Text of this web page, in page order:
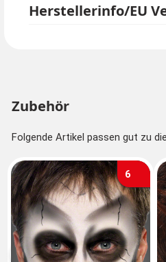
Herstellerinfo/EU
Zubehör
Folgende Artikel passen gut zu
6